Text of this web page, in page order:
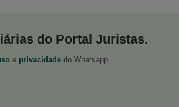
do Portal Juristas.
e privacidade do Whatsapp.